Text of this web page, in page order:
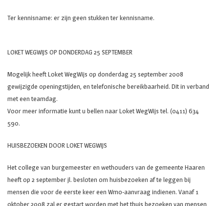
Ter kennisname: er zijn geen stukken ter kennisname.
LOKET WEGWIJS OP DONDERDAG 25 SEPTEMBER
Mogelijk heeft Loket WegWijs op donderdag 25 september 2008
gewijzigde openingstijden, en telefonische bereikbaarheid. Dit in verband
met een teamdag.
Voor meer informatie kunt u bellen naar Loket WegWijs tel. (0411) 634
590.
HUISBEZOEKEN DOOR LOKET WEGWIJS
Het college van burgemeester en wethouders van de gemeente Haaren
heeft op 2 september jl. besloten om huisbezoeken af te leggen bij
mensen die voor de eerste keer een Wmo-aanvraag indienen. Vanaf 1
oktober 2008 zal er gestart worden met het thuis bezoeken van mensen